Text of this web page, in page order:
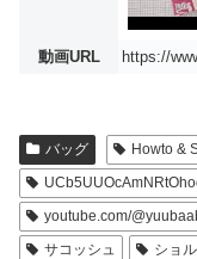
動画URL https://
バッグ Howto &
youtube.com/
サコッシュ
ショ